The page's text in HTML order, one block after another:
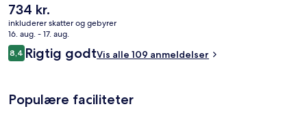
Den
nuværende
pris
er
734 kr.
734 kr.
inkluderer skatter og gebyrer
16. aug. - 17. aug.
Anmeldelser
8,48,4 ud af 10.
Rigtig godtVis alle 109 anmeldelser
Populære faciliteter